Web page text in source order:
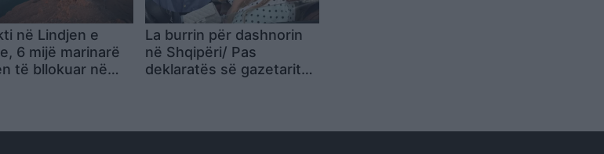
në Lindjen e
6 mijë marinarë
të bllokuar në
La burrin për dashnorin
në Shqipëri/ Pas
deklaratës së gazetarit